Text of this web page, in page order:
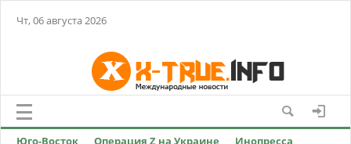
Чт, 06 августа 2026
Юго-Восток Операция Z на Украине
Инопресса